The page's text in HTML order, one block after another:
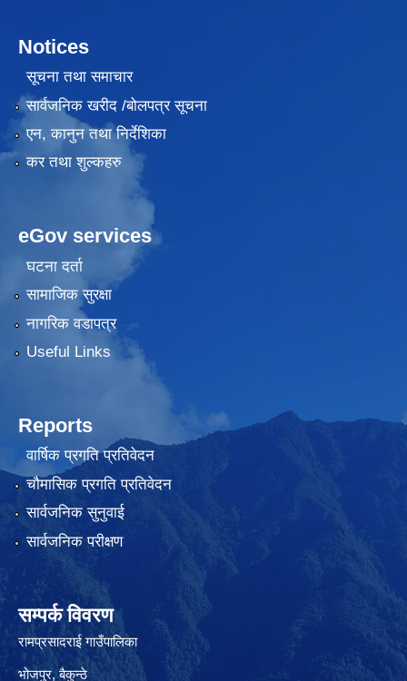
Notices
सूचना तथा समाचार
सार्वजनिक खरीद /बोलपत्र सूचना
एन, कानुन तथा निर्देशिका
कर तथा शुल्कहरु
eGov services
घटना दर्ता
सामाजिक सुरक्षा
नागरिक वडापत्र
Useful Links
Reports
वार्षिक प्रगति प्रतिवेदन
चौमासिक प्रगति प्रतिवेदन
सार्वजनिक सुनुवाई
सार्वजनिक परीक्षण
सम्पर्क विवरण
रामप्रसादराई गाउँपालिका
भोजपुर, बैकुन्ठे